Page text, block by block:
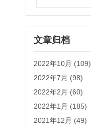
文章归档
2022年10月 (109)
2022年7月 (98)
2022年2月 (60)
2022年1月 (185)
2021年12月 (49)